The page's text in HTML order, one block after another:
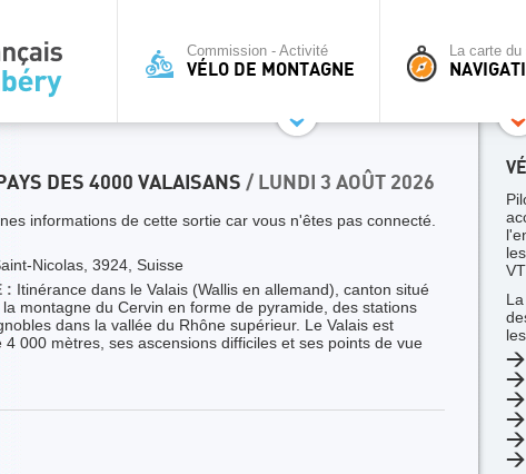
Commission - Activité
VÉLO DE MONTAGNE
La carte du
DES 4000 VALAISANS / LUNDI 3 AOÛT 2026
informations de cette sortie car vous n'êtes pas connecté.
Nicolas, 3924, Suisse
: Itinérance dans le Valais (Wallis en allemand), canton situé
montagne du Cervin en forme de pyramide, des stations
dans la vallée du Rhône supérieur. Le Valais est
000 mètres, ses ascensions difficiles et ses points de vue
>
>
>
>
>
>